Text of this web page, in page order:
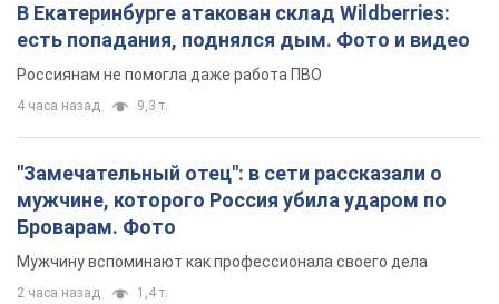
В Екатеринбурге атакован склад Wildberries:
есть попадания, поднялся дым. Фото и видео
Россиянам не помогла даже работа ПВО
4 часа назад 9,3 т.
"Замечательный отец": в сети рассказали о
мужчине, которого Россия убила ударом по
Броварам. Фото
Мужчину вспоминают как профессионала своего дела
2 часа назад 1,4 т.